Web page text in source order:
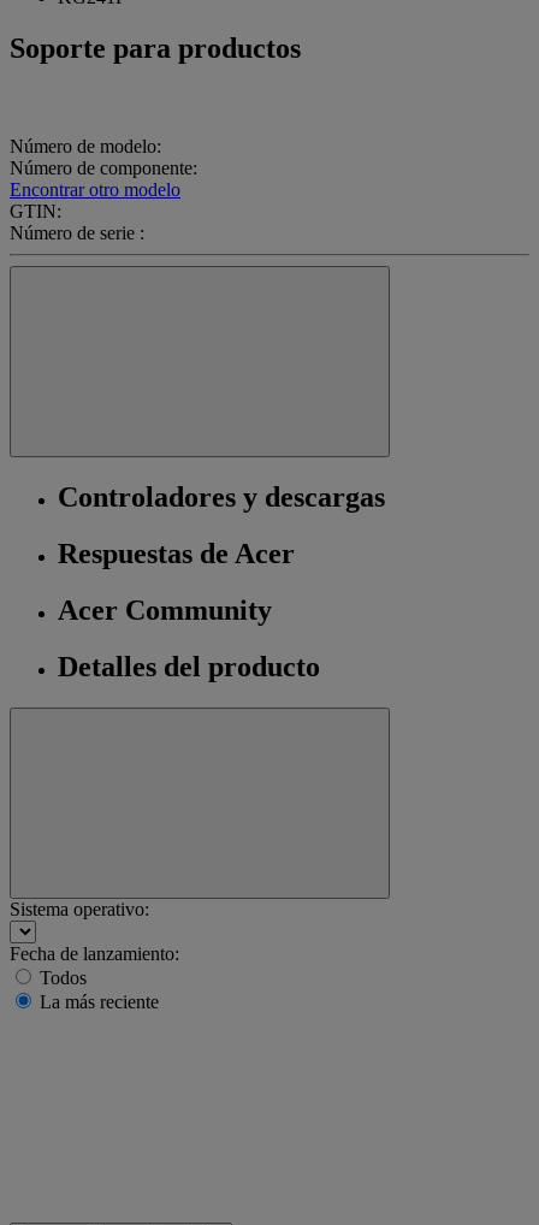
Soporte para productos
Número de modelo:
Número de componente:
Encontrar otro modelo
GTIN:
Número de serie :
Controladores y descargas
Respuestas de Acer
Acer Community
Detalles del producto
Sistema operativo:
Fecha de lanzamiento:
Todos
La más reciente